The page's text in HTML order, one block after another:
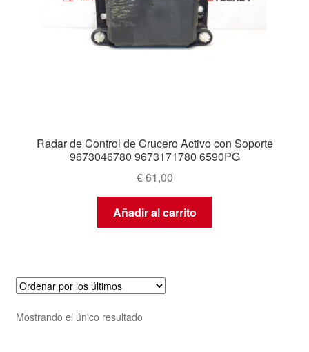
Procedimiento de Reclamación
Radar de Control de Crucero Activo con Soporte
9673046780 9673171780 6590PG
€61,00
Añadir al carrito
Mostrando el único resultado